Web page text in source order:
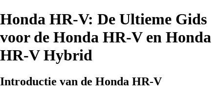
Honda HR-V: De Ultieme Gids
voor de Honda HR-V en Honda
HR-V Hybrid
Introductie van de Honda HR-V